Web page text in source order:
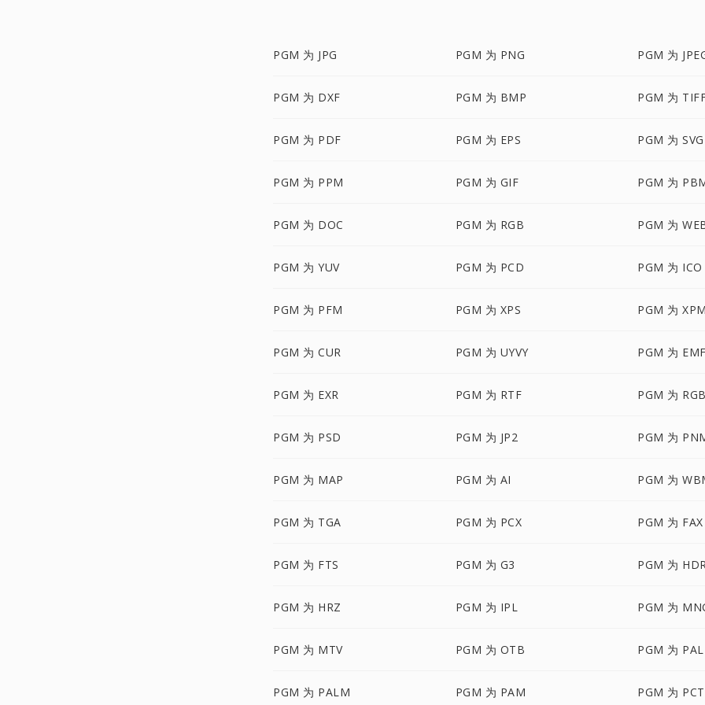
PGM 为 JPG PGM 为 PNG PGM 为
PGM 为 DXF PGM 为 BMP PGM 为
PGM 为 PDF PGM 为 EPS PGM 为 SVG
PGM 为 PPM PGM 为 GIF PGM 为
PGM 为 DOC PGM 为 RGB PGM 为
PGM 为 YUV PGM 为 PCD PGM 为 ICO
PGM 为 PFM PGM 为 XPS PGM 为 XPM
PGM 为 CUR PGM 为 UYVY PGM 为 EMF
PGM 为 EXR PGM 为 RTF PGM 为
PGM 为 PSD PGM 为 JP2 PGM 为
PGM 为 MAP PGM 为 AI PGM 为
PGM 为 TGA PGM 为 PCX PGM 为 FAX
PGM 为 FTS PGM 为 G3 PGM 为
PGM 为 HRZ PGM 为 IPL PGM 为
PGM 为 MTV PGM 为 OTB PGM 为 PAL
PGM 为 PALM PGM 为 PAM PGM 为 PCT